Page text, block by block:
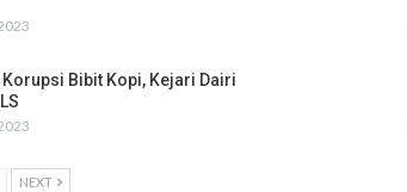
Korupsi Bibit Kopi, Kejari Dairi
NEXT